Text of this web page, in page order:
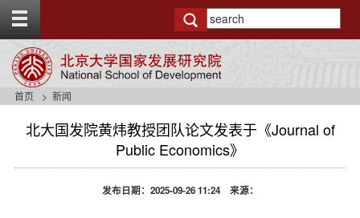
g
t
首页 新闻
北大国发院黄炜教授团队论文发表于《Journal of
Public Economics》
发布日期：2025-09-26 11:24 来源：